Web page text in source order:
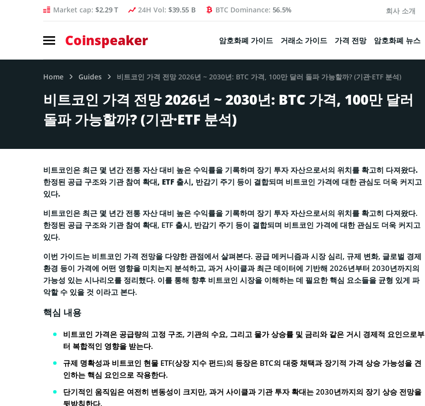
Market cap: $2.29 T 24H Vol: $39.55 B BTC Dominance: 56.5% 회사 소개
Coinspeaker 암호화폐 가이드 거래소 가이드 가격 전망 암호화폐 뉴스
Home Guides 비트코인 가격 전망 2026년 ~ 2030년: BTC 가격, 100만 달러 돌파 가능할까? (기관·ETF 분석)
비트코인 가격 전망 2026년 ~ 2030년: BTC 가격, 100만 달러
돌파 가능할까? (기관·ETF 분석)
비트코인은 최근 몇 년간 전통 자산 대비 높은 수익률을 기록하며 장기 투자 자산으로서의 위치를 확고히 다져왔다.
한정된 공급 구조와 기관 참여 확대, ETF 출시, 반감기 주기 등이 결합되며 비트코인 가격에 대한 관심도 더욱 커지고
있다.
비트코인은 최근 몇 년간 전통 자산 대비 높은 수익률을 기록하며 장기 투자 자산으로서의 위치를 확고히 다져왔다.
한정된 공급 구조와 기관 참여 확대, ETF 출시, 반감기 주기 등이 결합되며 비트코인 가격에 대한 관심도 더욱 커지고
있다.
이번 가이드는 비트코인 가격 전망을 다양한 관점에서 살펴본다. 공급 메커니즘과 시장 심리, 규제 변화, 글로벌 경제
환경 등이 가격에 어떤 영향을 미치는지 분석하고, 과거 사이클과 최근 데이터에 기반해 2026년부터 2030년까지의
가능성 있는 시나리오를 정리했다. 이를 통해 향후 비트코인 시장을 이해하는 데 필요한 핵심 요소들을 균형 있게 파
악할 수 있을 것 이라고 본다.
핵심 내용
비트코인 가격은 공급량의 고정 구조, 기관의 수요, 그리고 물가 상승률 및 금리와 같은 거시 경제적 요인으로부
터 복합적인 영향을 받는다.
규제 명확성과 비트코인 현물 ETF(상장 지수 펀드)의 등장은 BTC의 대중 채택과 장기적 가격 상승 가능성을 견
인하는 핵심 요인으로 작용한다.
단기적인 움직임은 여전히 변동성이 크지만, 과거 사이클과 기관 투자 확대는 2030년까지의 장기 상승 전망을
뒷받침한다.